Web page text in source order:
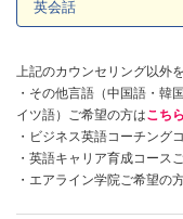
・その他言語（中国語・韓
イツ語）ご希望の方は こち
・ビジネス英語コーチング
・英語キャリア育成コース
・エアライン学院ご希望の
上記のカウンセリング以外
・その他言語（中国語・韓
イツ語）ご希望の方はこち
・ビジネス英語コーチング
・英語キャリア育成コース
・エアライン学院ご希望の